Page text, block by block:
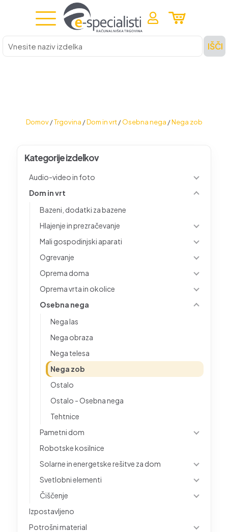
Vnesite
naziv
izdelka
IŠČI
Domov /Trgovina /Dom in vrt / Osebna nega /Nega zob
Kategorije izdelkov
Audio-video in foto
Dom in vrt
Bazeni, dodatki za bazene
Hlajenje in prezračevanje
Mali gospodinjski aparati
Ogrevanje
Oprema doma
Oprema vrta in okolice
Osebna nega
Nega las
Nega obraza
Nega telesa
Nega zob
Ostalo
Ostalo - Osebna nega
Tehtnice
Pametni dom
Robotske kosilnice
Solarne in energetske rešitve za dom
Svetlobni elementi
Čiščenje
Izpostavljeno
Potrošni material